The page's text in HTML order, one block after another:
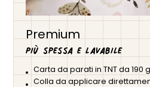
Premium
Più spessa e lavabile
Carta da parati in TNT da 190 g
Colla da applicare